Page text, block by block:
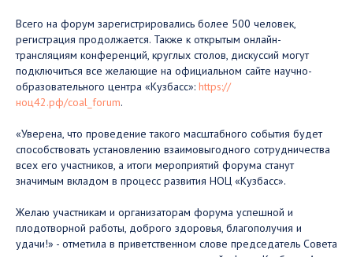
Всего на форум зарегистрировались более 500 человек,
регистрация продолжается. Также к открытым онлайн-
трансляциям конференций, круглых столов, дискуссий могут
подключиться все желающие на официальном сайте научно-
образовательного центра «Кузбасс»: https://
ноц42.рф/coal_forum.
«Уверена, что проведение такого масштабного события будет
способствовать установлению взаимовыгодного сотрудничества
всех его участников, а итоги мероприятий форума станут
значимым вкладом в процесс развития НОЦ «Кузбасс».
Желаю участникам и организаторам форума успешной и
плодотворной работы, доброго здоровья, благополучия и
удачи!» - отметила в приветственном слове председатель Совета